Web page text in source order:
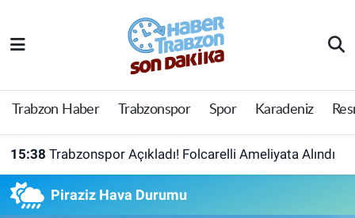
Trabzon Haber Trabzonspor Spor Karadeniz
15:38 Trabzonspor Açıkladı! Folcarelli Ameliyata Alındı
Piraziz Hava Durumu
Trabzon Haber
Trabzonspor
Trabzon Nöbetçi Eczaneler
Trabzon Hava Durumu